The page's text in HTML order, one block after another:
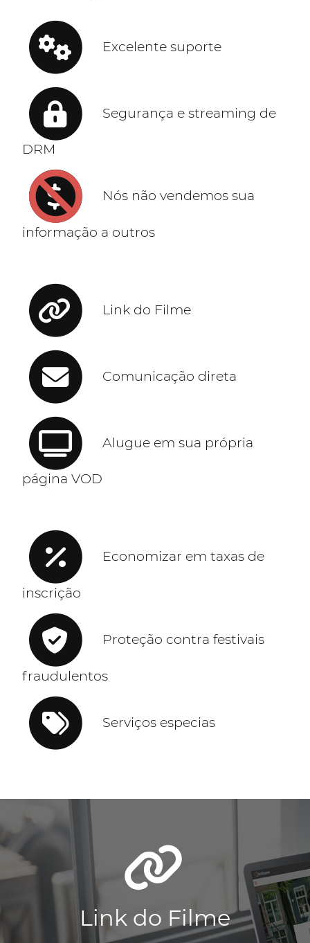
Excelente suporte
Segurança e streaming de
DRM
Nós não vendemos sua
informação a outros
Link do Filme
Comunicação direta
Alugue em sua própria
página VOD
Economizar em taxas de
inscrição
Proteção contra festivais
fraudulentos
Serviços especias
Link do Filme